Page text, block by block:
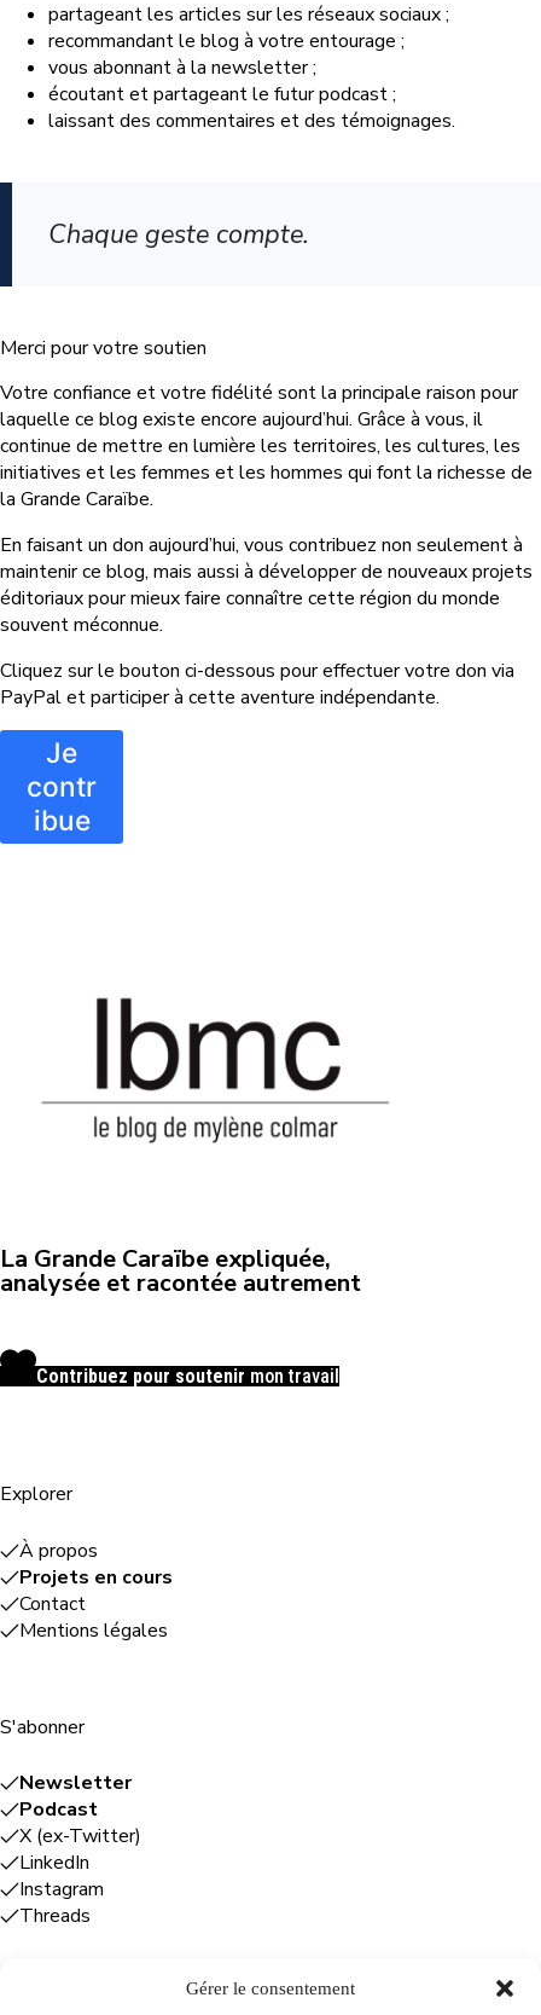
Gérer le consentement
partageant les articles sur les réseaux sociaux ;
recommandant le blog à votre entourage ;
vous abonnant à la newsletter ;
écoutant et partageant le futur podcast ;
laissant des commentaires et des témoignages.
Chaque geste compte.
Merci pour votre soutien
Votre confiance et votre fidélité sont la principale raison pour
laquelle ce blog existe encore aujourd’hui. Grâce à vous, il
continue de mettre en lumière les territoires, les cultures, les
initiatives et les femmes et les hommes qui font la richesse de
la Grande Caraïbe.
En faisant un don aujourd’hui, vous contribuez non seulement à
maintenir ce blog, mais aussi à développer de nouveaux projets
éditoriaux pour mieux faire connaître cette région du monde
souvent méconnue.
Cliquez sur le bouton ci-dessous pour effectuer votre don via
PayPal et participer à cette aventure indépendante.
Je
contr
ibue
La Grande Caraïbe expliquée,
analysée et racontée autrement
Contribuez pour soutenir mon travail
Explorer
À propos
Projets en cours
Contact
Mentions légales
S'abonner
Newsletter
Podcast
X (ex-Twitter)
LinkedIn
Instagram
Threads